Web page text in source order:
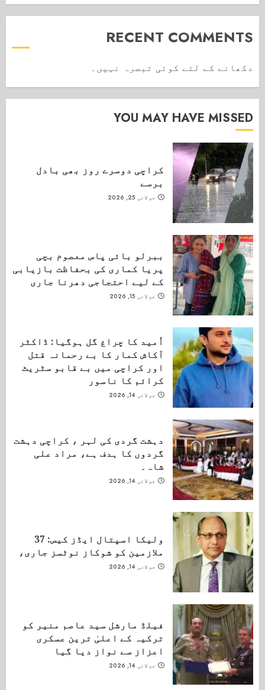
RECENT COMMENTS
دکھانے کے لئے کوئی تبصرہ نہیں۔
YOU MAY HAVE MISSED
کراچی دوسرے روز بھی بادل
برسے
جولائی 25, 2026
ببرلو بائی پاس معصوم بچی
پریا کماری کی بحفاظت بازیابی
کے لیے احتجاجی دھرنا جاری
جولائی 15, 2026
اُمید کا چراغ گل ہوگیا: ڈاکٹر
آکاش کمار کا بے رحمانہ قتل
اور کراچی میں بے قابو سٹریٹ
کرائم کا ناسور
جولائی 14, 2026
دہشت گردی کی لہر ، کراچی دہشت
گردوں کا ہدف ہے، مراد علی
شاہ۔
جولائی 14, 2026
ولیکا اسپتال ایڈز کیس: 37
ملازمین کو شوکاز نوٹسز جاری،
جولائی 14, 2026
فیلڈ مارشل سید عاصم منیر کو
ترکیہ کے اعلیٰ ترین عسکری
اعزاز سے نواز دیا گیا
جولائی 14, 2026